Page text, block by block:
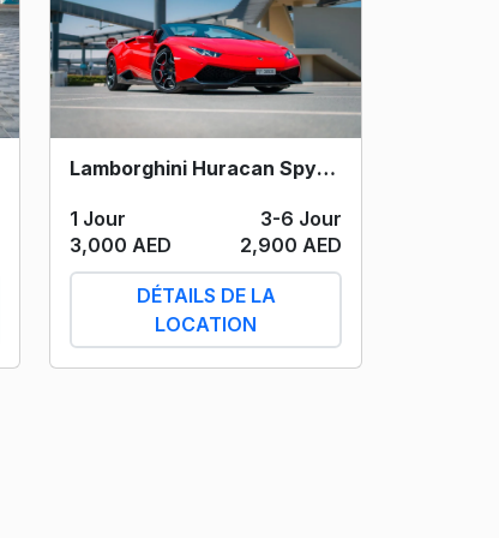
Lamborghini Huracan Spyder (Red) 2019
1 Jour
3-6 Jour
3,000 AED
2,900 AED
DÉTAILS DE LA
LOCATION